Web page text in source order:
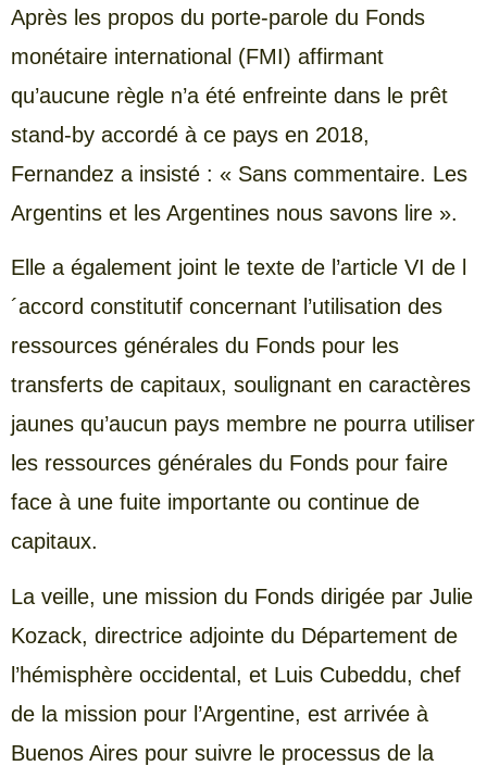
Après les propos du porte-parole du Fonds
monétaire international (FMI) affirmant
qu’aucune règle n’a été enfreinte dans le prêt
stand-by accordé à ce pays en 2018,
Fernandez a insisté : « Sans commentaire. Les
Argentins et les Argentines nous savons lire ».
Elle a également joint le texte de l’article VI de l
´accord constitutif concernant l’utilisation des
ressources générales du Fonds pour les
transferts de capitaux, soulignant en caractères
jaunes qu’aucun pays membre ne pourra utiliser
les ressources générales du Fonds pour faire
face à une fuite importante ou continue de
capitaux.
La veille, une mission du Fonds dirigée par Julie
Kozack, directrice adjointe du Département de
l’hémisphère occidental, et Luis Cubeddu, chef
de la mission pour l’Argentine, est arrivée à
Buenos Aires pour suivre le processus de la